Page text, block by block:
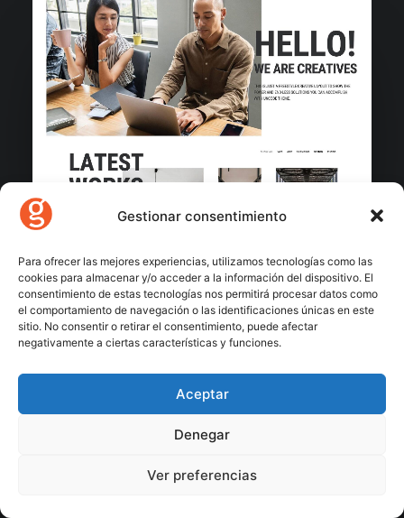
Gestionar consentimiento
Para ofrecer las mejores experiencias, utilizamos tecnologías como las
cookies para almacenar y/o acceder a la información del dispositivo. El
consentimiento de estas tecnologías nos permitirá procesar datos como
el comportamiento de navegación o las identificaciones únicas en este
sitio. No consentir o retirar el consentimiento, puede afectar
negativamente a ciertas características y funciones.
Aceptar
Denegar
Ver preferencias